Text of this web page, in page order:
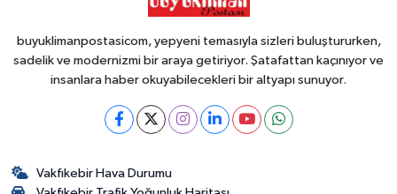
buyuklimanpostasicom, yepyeni temasıyla sizleri buluştururken,
sadelik ve modernizmi bir araya getiriyor. Şatafattan kaçınıyor ve
insanlara haber okuyabilecekleri bir altyapı sunuyor.
Vakfıkebir Hava Durumu